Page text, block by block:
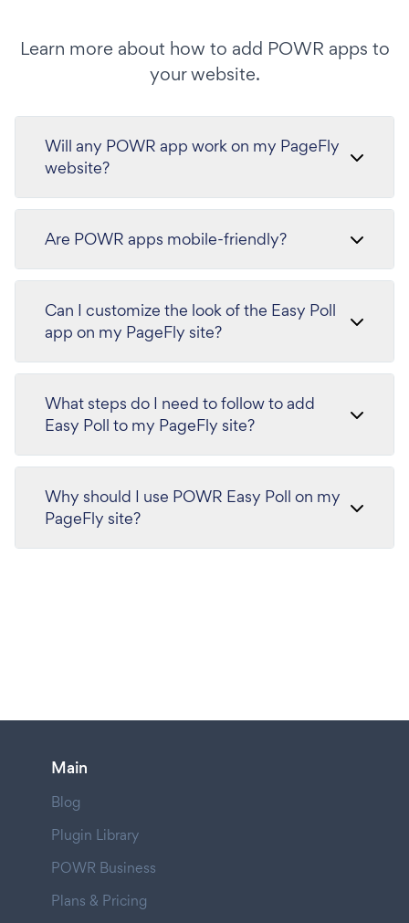
Learn more about how to add POWR apps to
your website.
Will any POWR app work on my PageFly
website?
Are POWR apps mobile-friendly?
Can I customize the look of the Easy Poll
app on my PageFly site?
What steps do I need to follow to add
Easy Poll to my PageFly site?
Why should I use POWR Easy Poll on my
PageFly site?
Main
Blog
Plugin Library
POWR Business
Plans & Pricing